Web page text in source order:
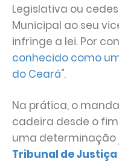
Legislativa ou
Municipal ao seu
infringe a lei. Por
conhecido como
do Ceará".
Na prática, o
cadeira desde o
uma determinação
Tribunal de Justiça